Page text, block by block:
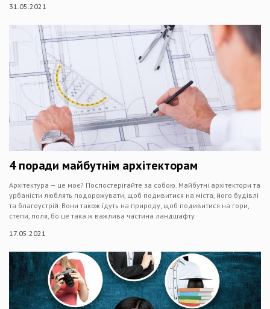
31.05.2021
4 поради майбутнім архітекторам
Архітектура — це моє? Поспостерігайте за собою. Майбутні архітектори та
урбаністи люблять подорожувати, щоб подивитися на міста, його будівлі
та благоустрій. Вони також їдуть на природу, щоб подивитися на гори,
степи, поля, бо це така ж важлива частина ландшафту
17.05.2021